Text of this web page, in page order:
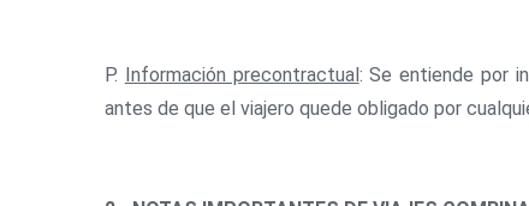
P. Información precontractual: Se entiende por
antes de que el viajero quede obligado por